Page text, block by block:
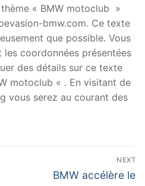
« BMW motoclub »
bmw.com. Ce texte
que possible. Vous
coordonnées présentées
des détails sur ce texte
motoclub « . En visitant de
vous serez au courant des
NEXT
Next
BMW accélère le